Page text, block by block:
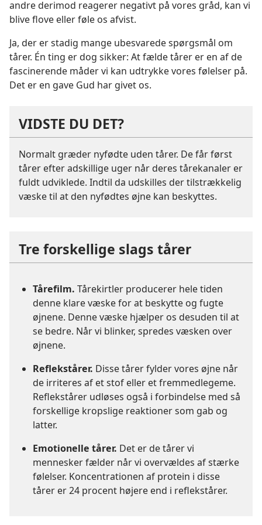
andre derimod reagerer negativt på vores gråd, kan vi
blive flove eller føle os afvist.
Ja, der er stadig mange ubesvarede spørgsmål om
tårer. Én ting er dog sikker: At fælde tårer er en af de
fascinerende måder vi kan udtrykke vores følelser på.
Det er en gave Gud har givet os.
VIDSTE DU DET?
Normalt græder nyfødte uden tårer. De får først
tårer efter adskillige uger når deres tårekanaler er
fuldt udviklede. Indtil da udskilles der tilstrækkelig
væske til at den nyfødtes øjne kan beskyttes.
Tre forskellige slags tårer
Tårefilm. Tårekirtler producerer hele tiden
denne klare væske for at beskytte og fugte
øjnene. Denne væske hjælper os desuden til at
se bedre. Når vi blinker, spredes væsken over
øjnene.
Reflekstårer. Disse tårer fylder vores øjne når
de irriteres af et stof eller et fremmedlegeme.
Reflekstårer udløses også i forbindelse med så
forskellige kropslige reaktioner som gab og
latter.
Emotionelle tårer. Det er de tårer vi
mennesker fælder når vi overvældes af stærke
følelser. Koncentrationen af protein i disse
tårer er 24 procent højere end i reflekstårer.